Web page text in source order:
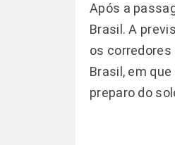
Após a
Brasil. A
os corredores
Brasil, em
preparo do